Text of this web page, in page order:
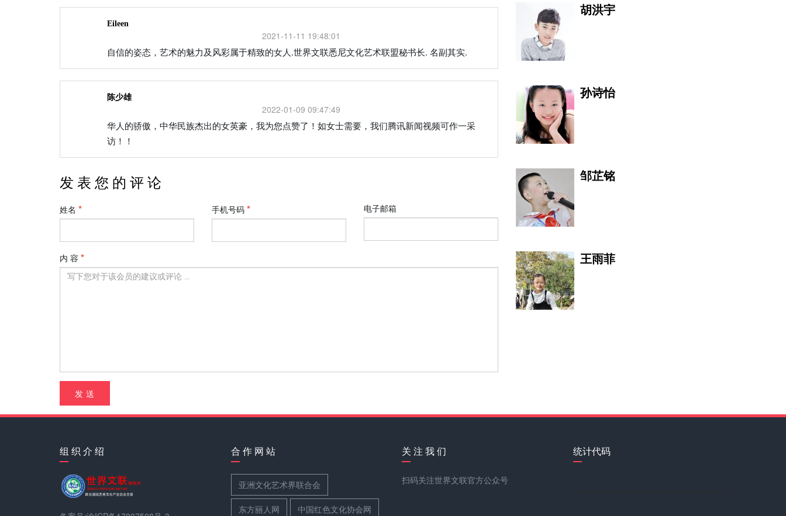
Eileen
2021-11-11 19:48:01
自信的姿态，艺术的魅力及风彩属于精致的女人.世界文联悉尼文化艺术联盟秘书长. 名副其实.
陈少雄
2022-01-09 09:47:49
华人的骄傲，中华民族杰出的女英豪，我为您点赞了！如女士需要，我们腾讯新闻视频可作一采
访！！
发 表 您 的 评 论
姓名 手机号码 电子邮箱
内 容
发 送
胡洪宇
孙诗怡
邹芷铭
王雨菲
组 织 介 绍 合 作 网 站
亚洲文化艺术界联合会
东方丽人网 中国红色文化协会网
关 注 我 们
扫码关注世界文联官方公众号
统计代码